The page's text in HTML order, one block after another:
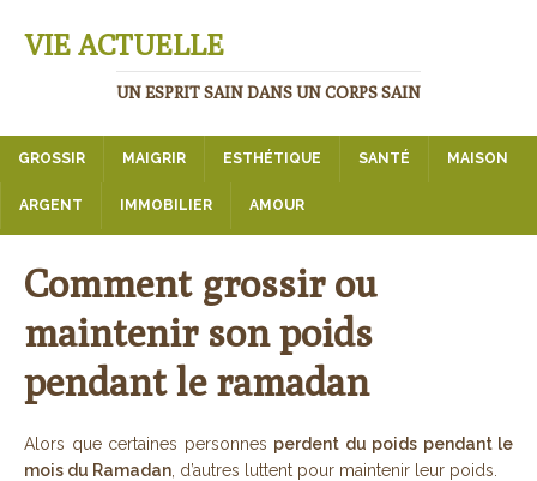
VIE ACTUELLE
UN ESPRIT SAIN DANS UN CORPS SAIN
GROSSIR MAIGRIR ESTHÉTIQUE SANTÉ MAISON
ARGENT IMMOBILIER AMOUR
Comment grossir ou
maintenir son poids
pendant le ramadan
Alors que certaines personnes perdent du poids pendant le
mois du Ramadan , d’autres luttent pour maintenir leur poids.